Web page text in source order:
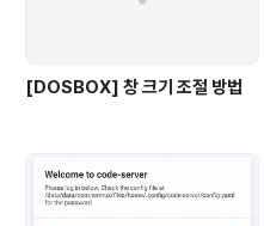
[DOSBOX] 창 크기 조절 방법